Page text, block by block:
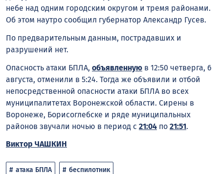
небе над одним городским округом и тремя районами.
Об этом наутро сообщил губернатор Александр Гусев.
По предварительным данным, пострадавших и
разрушений нет.
Опасность атаки БПЛА, объявленную в 12:50 четверга, 6
августа, отменили в 5:24. Тогда же объявили и отбой
непосредственной опасности атаки БПЛА во всех
муниципалитетах Воронежской области. Сирены в
Воронеже, Борисоглебске и ряде муниципальных
районов звучали ночью в период с 21:04 по 21:51.
Виктор ЧАШКИН
атака БПЛА беспилотник